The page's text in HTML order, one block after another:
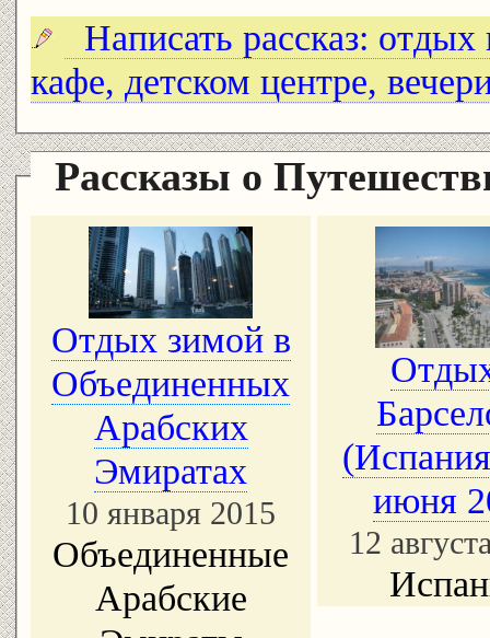
Написать рассказ:
кафе, детском центре,
Рассказы о
Отдых зимой в
Объединенных
Арабских
Эмиратах
10 января 2015
Объединенные
Арабские
июня
12